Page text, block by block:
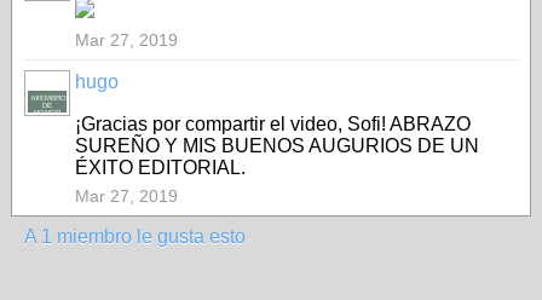
Mar 27, 2019
MIEMBRO
DE
HONOR
hugo
¡Gracias por compartir el video, Sofi! ABRAZO
SUREÑO Y MIS BUENOS AUGURIOS DE UN
ÉXITO EDITORIAL.
Mar 27, 2019
A 1 miembro le gusta esto